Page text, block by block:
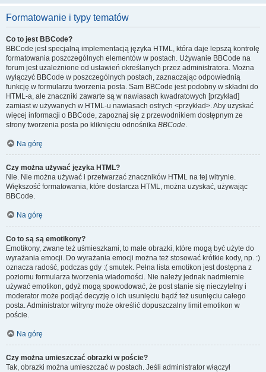
Formatowanie i typy tematów
Co to jest BBCode?
BBCode jest specjalną implementacją języka HTML, która daje lepszą kontrolę
formatowania poszczególnych elementów w postach. Używanie BBCode na
forum jest uzależnione od ustawień określanych przez administratora. Można
wyłączyć BBCode w poszczególnych postach, zaznaczając odpowiednią
funkcję w formularzu tworzenia posta. Sam BBCode jest podobny w składni do
HTML-a, ale znaczniki zawarte są w nawiasach kwadratowych [przykład]
zamiast w używanych w HTML-u nawiasach ostrych <przykład>. Aby uzyskać
więcej informacji o BBCode, zapoznaj się z przewodnikiem dostępnym ze
strony tworzenia posta po kliknięciu odnośnika BBCode.
Na górę
Czy można używać języka HTML?
Nie. Nie można używać i przetwarzać znaczników HTML na tej witrynie.
Większość formatowania, które dostarcza HTML, można uzyskać, używając
BBCode.
Na górę
Co to są są emotikony?
Emotikony, zwane też uśmieszkami, to małe obrazki, które mogą być użyte do
wyrażania emocji. Do wyrażania emocji można też stosować krótkie kody, np. :)
oznacza radość, podczas gdy :( smutek. Pełna lista emotikon jest dostępna z
poziomu formularza tworzenia wiadomości. Nie należy jednak nadmiernie
używać emotikon, gdyż mogą spowodować, że post stanie się nieczytelny i
moderator może podjąć decyzję o ich usunięciu bądź też usunięciu całego
posta. Administrator witryny może określić dopuszczalny limit emotikon w
poście.
Na górę
Czy można umieszczać obrazki w poście?
Tak, obrazki można umieszczać w postach. Jeśli administrator włączył